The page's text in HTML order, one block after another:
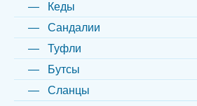
Кеды
Сандалии
Туфли
Бутсы
Сланцы